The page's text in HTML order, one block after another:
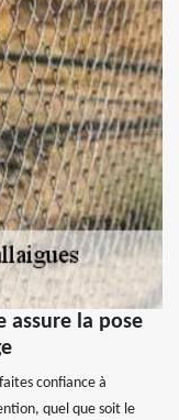
assure la pose
confiance à
quel que soit le